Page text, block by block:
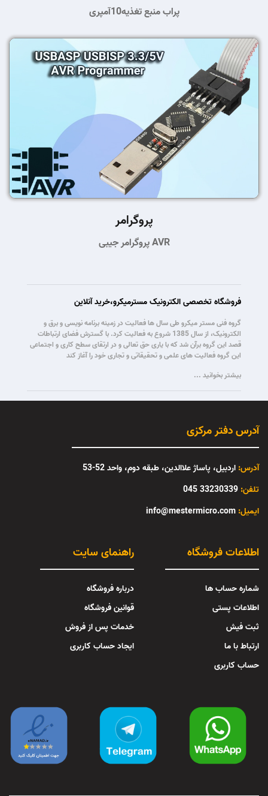
پراب منبع تغذیه10آمپری
پروگرامر
پروگرامر جیبی AVR
فروشگاه تخصصی الکترونیک مسترمیکرو،خرید آنلاین
گروه فنی مستر میکرو طی سال ها فعالیت در زمینه برنامه نویسی و برق و
الکترونیک، از سال 1385 شروع به فعالیت کرد. با گسترش فضای ارتباطات
قصد این گروه برآن شد که با یاری حق تعالی و در ارتقای سطح کاری و اجتماعی
این گروه فعالیت های علمی و تحقیقاتی و تجاری خود را آغاز کند
بیشتر بخوانید ...
آدرس دفتر مرکزی
آدرس: اردبیل، پاساژ علاالدین، طبقه دوم، واحد 52-53
تلفن: 33230339 045
info@mestermicro.com :ایمیل
راهنمای سایت
درباره فروشگاه
قوانین فروشگاه
خدمات پس از فروش
ایجاد حساب کاربری
اطلاعات فروشگاه
شماره حساب ها
اطلاعات پستی
ثبت فیش
ارتباط با ما
حساب کاربری